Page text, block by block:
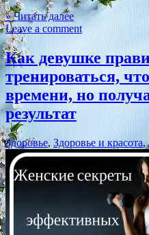
» Читать далее
Leave a comment
Как девушке
тренироваться,
времени, но
результат
Здоровье, Здоровье и красота,